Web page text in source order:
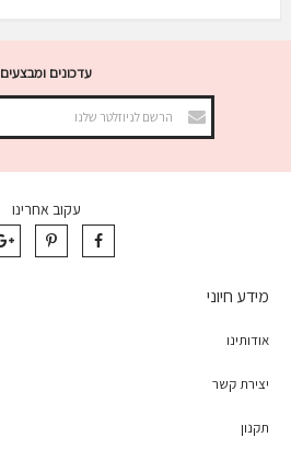
עדכונים ומבצעים
עקוב אחרינו
מידע חיוני
אודותינו
יצירת קשר
תקנון